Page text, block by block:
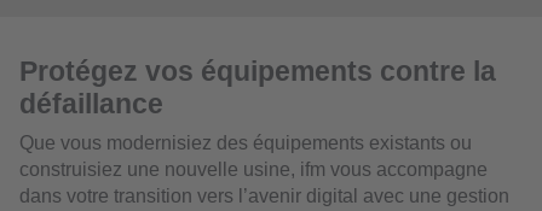
Protégez vos équipements contre la
défaillance
Que vous modernisiez des équipements existants ou
construisiez une nouvelle usine, ifm vous accompagne
dans votre transition vers l’avenir digital avec une gestion